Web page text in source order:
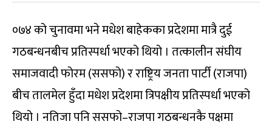
०७४ को चुनावमा भने मधेश बाहेकका प्रदेशमा मात्रै दुई
गठबन्धनबीच प्रतिस्पर्धा भएको थियो । तत्कालीन संघीय
समाजवादी फोरम (ससफो) र राष्ट्रिय जनता पार्टी (राजपा)
बीच तालमेल हुँदा मधेश प्रदेशमा त्रिपक्षीय प्रतिस्पर्धा भएको
थियो । नतिजा पनि ससफो–राजपा गठबन्धनकै पक्षमा